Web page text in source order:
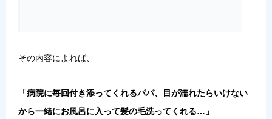
その内容によれば、
「病院に毎回付き添ってくれるパパ、目が濡れたらいけない
から一緒にお風呂に入って髪の毛洗ってくれる…」